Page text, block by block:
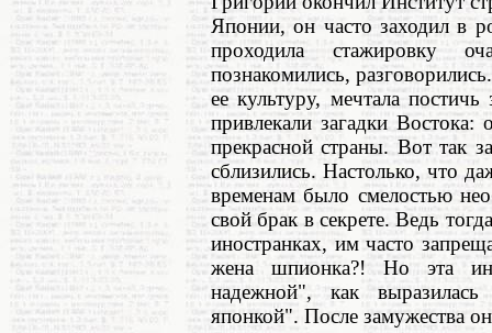
Японии, он часто заходил в
проходила стажировку
познакомились,
ее культуру, мечтала
привлекали загадки
прекрасной страны. Вот так
сблизились. Настолько, что
временам было смелостью
свой брак в секрете. Ведь
иностранках, им часто
жена шпионка?! Но эта
надежной", как выразилась
японкой". После замужества